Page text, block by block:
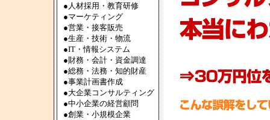
● 人材採用・教育研修
●マーケティング
●営業・接客販売
●生産・技術・物流
●IT・情報システム
●財務・会計・資金調達
●総務・法務・知的財産
●事業計画書作成
●大企業コンサルティング
●中小企業の経営顧問
●創業・小規模企業